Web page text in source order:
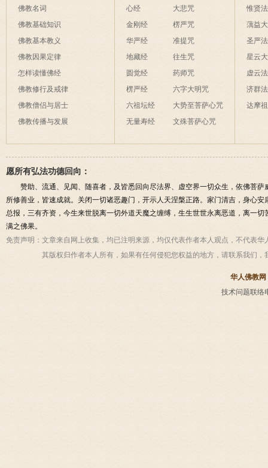
佛教名词
佛教基础知识
佛教基本教义
佛教因果定律
怎样读懂佛经
佛教修行及戒律
佛教僧侣与居士
佛教传播与发展
心经
金刚经
华严经
地藏经
圆觉经
楞严经
六祖坛经
无量寿经
大悲咒
楞严咒
准提咒
往生咒
药师咒
六字大明咒
大势至菩萨心咒
文殊菩萨心咒
惟贤
蕅益
圣严
星云
虚云
济群
达摩
愿所有弘法功德回向：
赞助、流通、见闻、随喜者，及皆悉回向尽法界、虚空界一切众生，依佛菩
所修善业，皆速成就。关闭一切诸恶趣门，开示人天涅槃正路。家门清吉，身心
总报，三有齐资，今生来世脱离一切外道天魔之缠缚，生生世世永离恶道，离一
满之佛果。
免责声明： 文章来自网上收集，均已注明来源，均仅代表作者本人观点，不代表
其版权归作者本人所有，如果有任何侵犯您权益的地方，请联系我们，
华人佛教网
技术问题联络